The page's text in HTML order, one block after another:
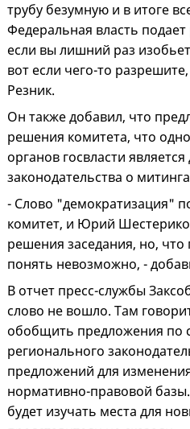
трубу безумную и в итоге
Федеральная власть
если вы лишний раз
вот если чего-то
Резник.
Он также добавил, что
решения комитета, что
органов госвласти
законодательства о
- Слово "демократизация"
комитет, и Юрий
решения заседания, но,
понять невозможно, -
В отчет пресс-службы
слово не вошло. Там
обобщить предложения по
регионального
предложений для
нормативно-правовой
будет изучать места для